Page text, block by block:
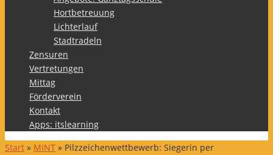
Hortbetreuung
Lichterlauf
Stadtradeln
Zensuren
Vertretungen
Mittag
Förderverein
Kontakt
Apps: itslearning
Start » MINT » Pilzzeichenwettbewerb: Siegerin per